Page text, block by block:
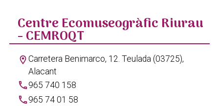
Centre Ecomuseogràfic Riurau
- CEMROQT
location_onCarretera Benimarco, 12. Teulada (03725),
Alacant
phone965 740 158
phone965 74 01 58